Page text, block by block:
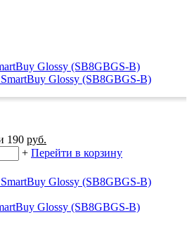
Glossy (SB8GBGS-B)
190 руб.
+ Перейти в корзину
Glossy (SB8GBGS-B)